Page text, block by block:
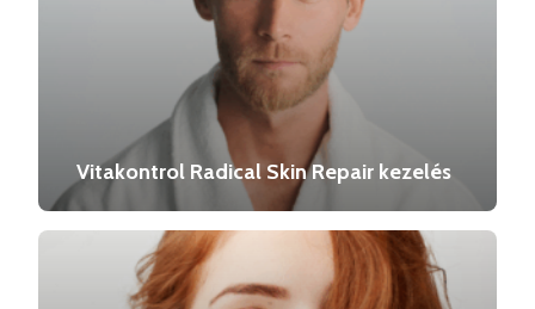
Vitakontrol Radical Skin Repair kezelés